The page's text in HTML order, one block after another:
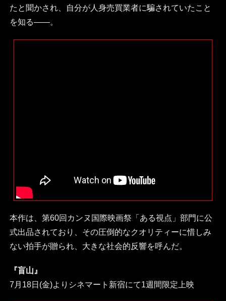
たと聞かされ、自分が人身売買業者に騙されていたこと
を知る――。
本作は、第60回カンヌ国際映画祭「ある視点」部門に公
式出品されており、その圧倒的なクオリティーに惜しみ
ない拍手が贈られ、大きな社会的反響を呼んだ。
『盲山』
7月18日(金)よりシネマート新宿にて1週間限定上映